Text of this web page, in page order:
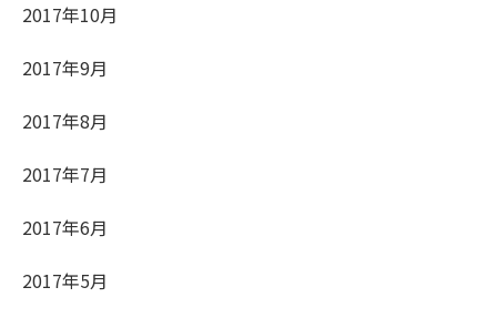
2017年10月
2017年9月
2017年8月
2017年7月
2017年6月
2017年5月